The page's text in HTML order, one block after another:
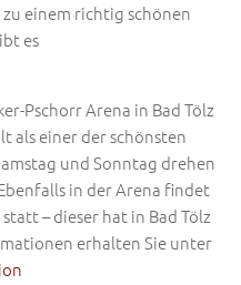
einem richtig schönen
es
Pschorr Arena in Bad Tölz
als einer der schönsten
und Sonntag drehen
in der Arena findet
– dieser hat in Bad Tölz
erhalten Sie unter